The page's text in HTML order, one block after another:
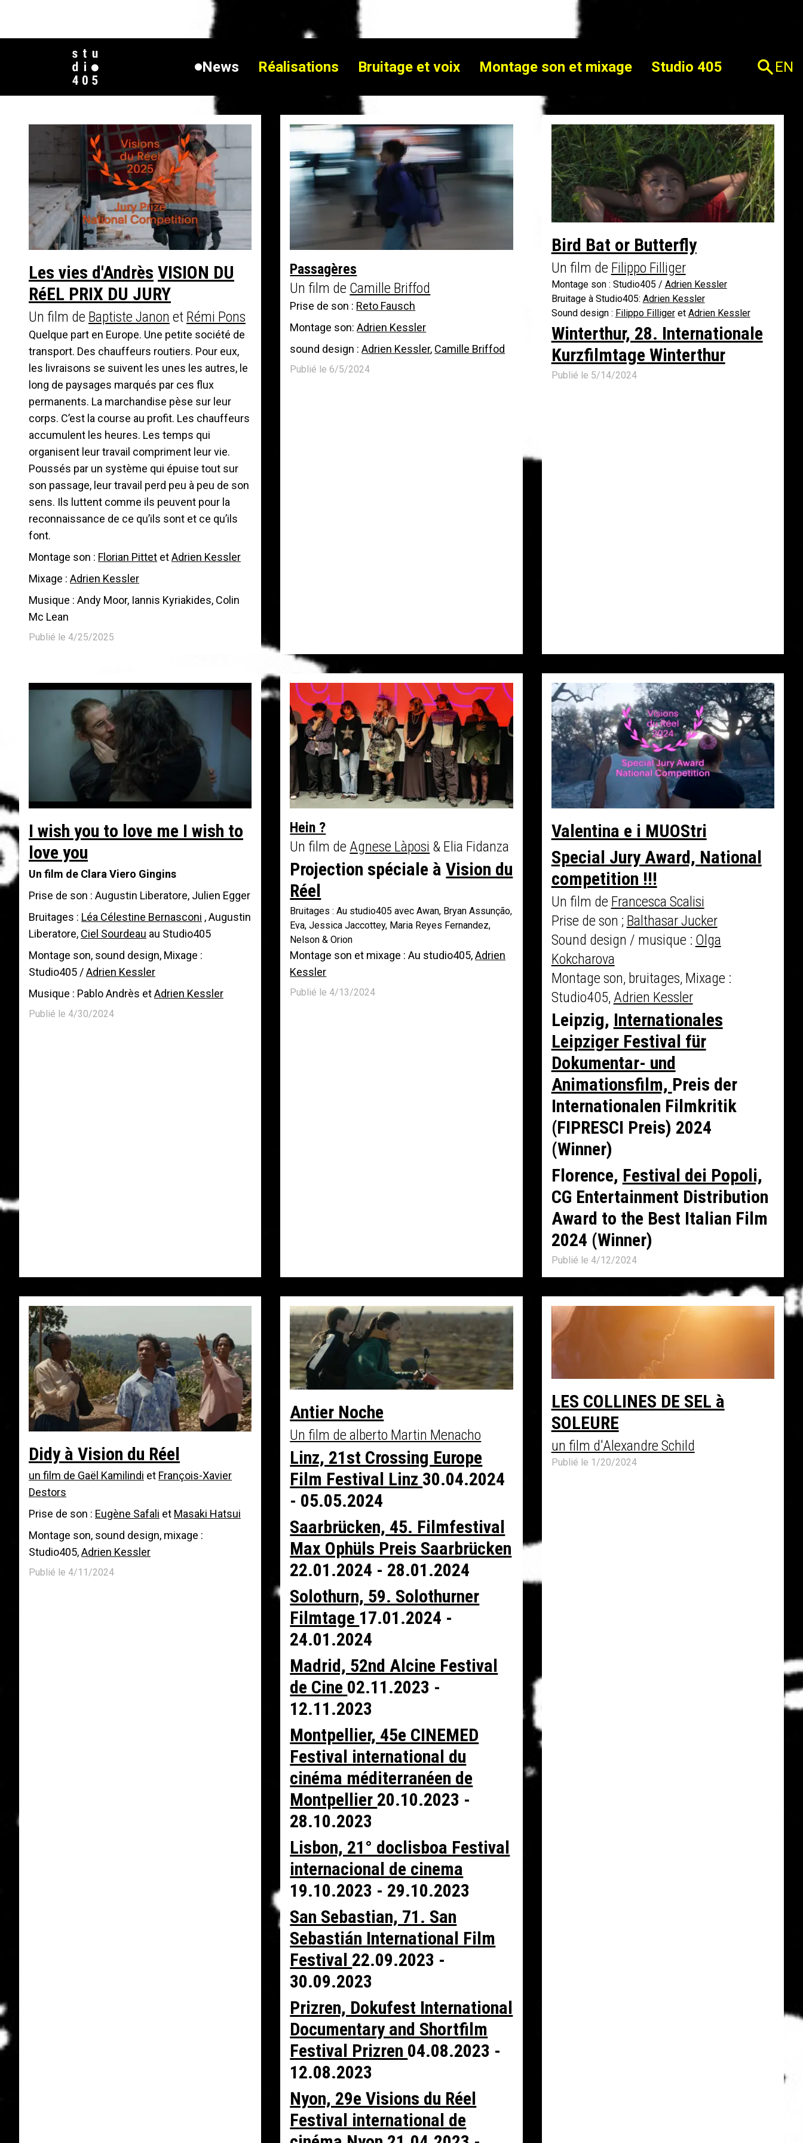
News Réalisations Bruitage et voix Montage son et mixage Studio 405 EN
Les vies d'Andrès VISION DU
RéEL PRIX DU JURY
Un film de Baptiste Janon et Rémi Pons
Quelque part en Europe. Une petite société de
transport. Des chauffeurs routiers. Pour eux,
les livraisons se suivent les unes les autres, le
long de paysages marqués par ces flux
permanents. La marchandise pèse sur leur
corps. C’est la course au profit. Les chauffeurs
accumulent les heures. Les temps qui
organisent leur travail compriment leur vie.
Poussés par un système qui épuise tout sur
son passage, leur travail perd peu à peu de son
sens. Ils luttent comme ils peuvent pour la
reconnaissance de ce qu’ils sont et ce qu’ils
font.
Montage son : Florian Pittet etAdrien Kessler
Mixage : Adrien Kessler
Musique : Andy Moor, Iannis Kyriakides, Colin
Mc Lean
Publié le 4/25/2025
Passagères
Un film de Camille Briffod
Prise de son : Reto Fausch
Montage son:Adrien Kessler
sound design :Adrien Kessler, Camille Briffod
Publié le 6/5/2024
Bird Bat or Butterfly
Un film de Filippo Filliger
Montage son : Studio405 / Adrien Kessler
Bruitage à Studio405: Adrien Kessler
Sound design : Filippo Filligeret Adrien Kessler
Winterthur, 28. Internationale
Kurzfilmtage Winterthur
Publié le 5/14/2024
I wish you to love me I wish to
love you
Un film de Clara Viero Gingins
Prise de son : Augustin Liberatore, Julien Egger
Bruitages : Léa Célestine Bernasconi , Augustin
Liberatore, Ciel Sourdeau au Studio405
Montage son, sound design, Mixage :
Studio405 /Adrien Kessler
Musique : Pablo Andrès etAdrien Kessler
Publié le 4/30/2024
Hein ?
Un film deAgnese Làposi & Elia Fidanza
Projection spéciale àVision du
Réel
Bruitages : Au studio405 avec Awan, Bryan Assunção,
Eva, Jessica Jaccottey, Maria Reyes Fernandez,
Nelson & Orion
Montage son et mixage : Au studio405,Adrien
Kessler
Publié le 4/13/2024
Valentina e i MUOStri
Special Jury Award, National
competition !!!
Un film de Francesca Scalisi
Prise de son ; Balthasar Jucker
Sound design / musique : Olga
Kokcharova
Montage son, bruitages, Mixage :
Studio405, Adrien Kessler
Leipzig, Internationales
Leipziger Festival für
Dokumentar- und
Animationsfilm, Preis der
Internationalen Filmkritik
(FIPRESCI Preis) 2024
(Winner)
Florence, Festival dei Popoli,
CG Entertainment Distribution
Award to the Best Italian Film
2024 (Winner)
Publié le 4/12/2024
Didy à Vision du Réel
un film de Gaël Kamilindi et François-Xavier
Destors
Prise de son : Eugène Safali et Masaki Hatsui
Montage son, sound design, mixage :
Studio405,Adrien Kessler
Publié le 4/11/2024
Antier Noche
Un film de alberto Martin Menacho
Linz, 21st Crossing Europe
Film Festival Linz 30.04.2024
- 05.05.2024
Saarbrücken, 45. Filmfestival
Max Ophüls Preis Saarbrücken
22.01.2024 - 28.01.2024
Solothurn, 59. Solothurner
Filmtage 17.01.2024 -
24.01.2024
Madrid, 52nd Alcine Festival
de Cine 02.11.2023 -
12.11.2023
Montpellier, 45e CINEMED
Festival international du
cinéma méditerranéen de
Montpellier 20.10.2023 -
28.10.2023
Lisbon, 21° doclisboa Festival
internacional de cinema
19.10.2023 - 29.10.2023
San Sebastian, 71. San
Sebastián International Film
Festival 22.09.2023 -
30.09.2023
Prizren, Dokufest International
Documentary and Shortfilm
Festival Prizren 04.08.2023 -
12.08.2023
Nyon, 29e Visions du Réel
Festival international de
LES COLLINES DE SEL à
SOLEURE
un film d'Alexandre Schild
Publié le 1/20/2024